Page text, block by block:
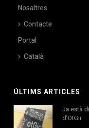
Nosaltres
Contacte
Portal
Català
ÚLTIMS ARTICLES
Ja està
d’OtGir